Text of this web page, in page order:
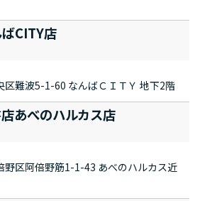
CITY店
区難波5-1-60 なんばＣＩＴＹ 地下2階
あべのハルカス店
野区阿倍野筋1-1-43 あべのハルカス近